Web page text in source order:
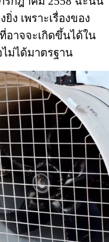
ง เพราะเรื่องของ
อาจจะเกิดขึ้นได้ใน
ม่ได้มาตรฐาน